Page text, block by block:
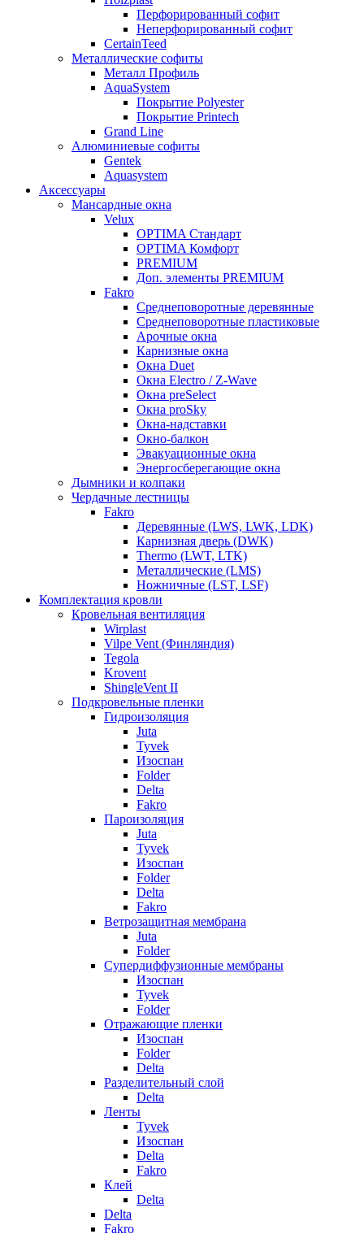
Перфорированный софит
Неперфорированный софит
CertainTeed
Металлические софиты
Металл Профиль
AquaSystem
Покрытие Polyester
Покрытие Printech
Grand Line
Алюминиевые софиты
Gentek
Aquasystem
Аксессуары
Мансардные окна
Velux
OPTIMA Стандарт
OPTIMA Комфорт
PREMIUM
Доп. элементы PREMIUM
Fakro
Cреднеповоротные деревянные
Cреднеповоротные пластиковые
Арочные окна
Карнизные окна
Окна Duet
Окна Electro / Z-Wave
Окна preSelect
Окна proSky
Окна-надставки
Окно-балкон
Эвакуационные окна
Энергосберегающие окна
Дымники и колпаки
Чердачные лестницы
Fakro
Деревянные (LWS, LWK, LDK)
Карнизная дверь (DWK)
Thermo (LWT, LTK)
Металлические (LMS)
Ножничные (LST, LSF)
Комплектация кровли
Кровельная вентиляция
Wirplast
Vilpe Vent (Финляндия)
Tegola
Krovent
ShingleVent II
Подкровельные пленки
Гидроизоляция
Juta
Tyvek
Изоспан
Folder
Delta
Fakro
Пароизоляция
Juta
Tyvek
Изоспан
Folder
Delta
Fakro
Ветрозащитная мембрана
Juta
Folder
Супердиффузионные мембраны
Изоспан
Tyvek
Folder
Отражающие пленки
Изоспан
Folder
Delta
Разделительный слой
Delta
Ленты
Tyvek
Изоспан
Delta
Fakro
Клей
Delta
Delta
Fakro